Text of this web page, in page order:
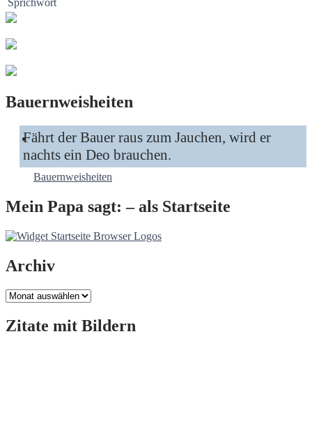
Bauernweisheiten
Fährt der Bauer raus zum Jauchen, wird er
nachts ein Deo brauchen.
Bauernweisheiten
Mein Papa sagt: – als Startseite
Archiv
Archiv
Zitate mit Bildern